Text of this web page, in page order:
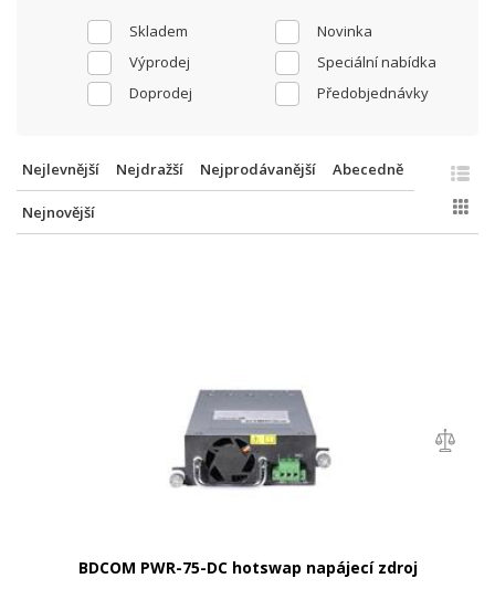
Skladem
Novinka
Výprodej
Speciální nabídka
Doprodej
Předobjednávky
Nejlevnější Nejdražší Nejprodávanější Abecedně
Nejnovější
BDCOM PWR-75-DC hotswap napájecí zdroj